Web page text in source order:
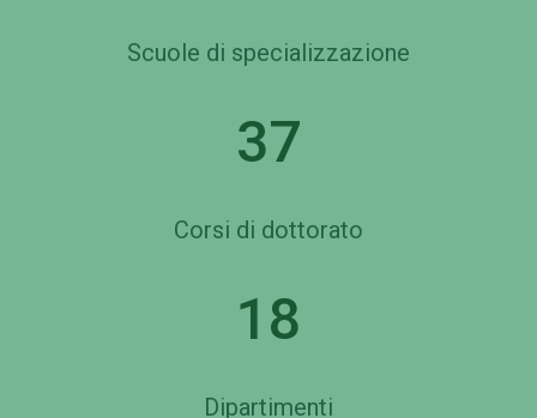
Scuole di specializzazione
37
Corsi di dottorato
18
Dipartimenti